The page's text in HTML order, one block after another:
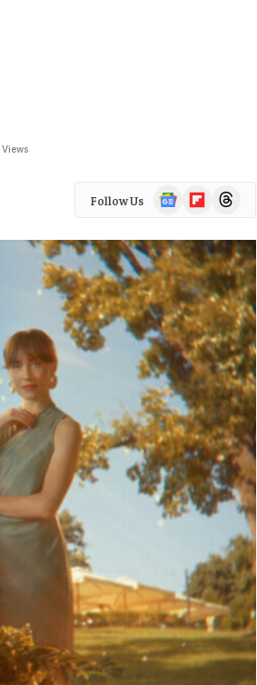
Views
Follow Us
Google
News
FlipboardThreads